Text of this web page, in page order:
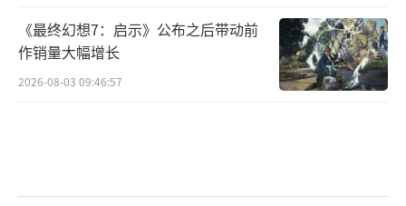
《最终幻想7：启示》公布之后带动前
作销量大幅增长
2026-08-03 09:46:57